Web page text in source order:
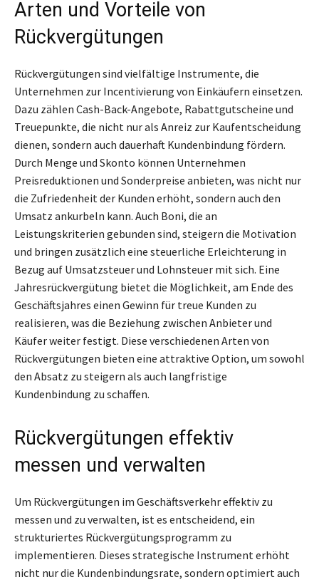
Arten und Vorteile von
Rückvergütungen
Rückvergütungen sind vielfältige Instrumente, die
Unternehmen zur Incentivierung von Einkäufern einsetzen.
Dazu zählen Cash-Back-Angebote, Rabattgutscheine und
Treuepunkte, die nicht nur als Anreiz zur Kaufentscheidung
dienen, sondern auch dauerhaft Kundenbindung fördern.
Durch Menge und Skonto können Unternehmen
Preisreduktionen und Sonderpreise anbieten, was nicht nur
die Zufriedenheit der Kunden erhöht, sondern auch den
Umsatz ankurbeln kann. Auch Boni, die an
Leistungskriterien gebunden sind, steigern die Motivation
und bringen zusätzlich eine steuerliche Erleichterung in
Bezug auf Umsatzsteuer und Lohnsteuer mit sich. Eine
Jahresrückvergütung bietet die Möglichkeit, am Ende des
Geschäftsjahres einen Gewinn für treue Kunden zu
realisieren, was die Beziehung zwischen Anbieter und
Käufer weiter festigt. Diese verschiedenen Arten von
Rückvergütungen bieten eine attraktive Option, um sowohl
den Absatz zu steigern als auch langfristige
Kundenbindung zu schaffen.
Rückvergütungen effektiv
messen und verwalten
Um Rückvergütungen im Geschäftsverkehr effektiv zu
messen und zu verwalten, ist es entscheidend, ein
strukturiertes Rückvergütungsprogramm zu
implementieren. Dieses strategische Instrument erhöht
nicht nur die Kundenbindungsrate, sondern optimiert auch